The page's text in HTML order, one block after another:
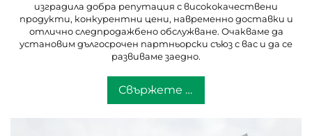
изградила добра репутация с висококачествени
продукти, конкурентни цени, навременно доставки и
отлично следпродажбено обслужване. Очакваме да
установим дългосрочен партньорски съюз с вас и да се
развиваме заедно.
Свържете се с нас